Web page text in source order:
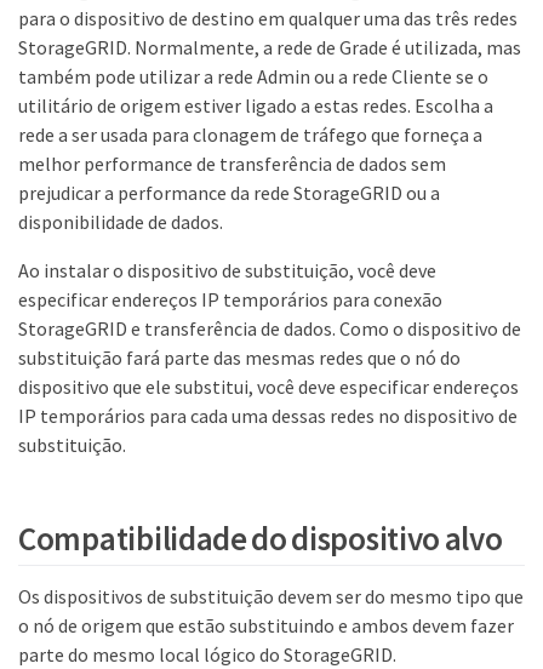
para o dispositivo de destino em qualquer uma das três redes
StorageGRID. Normalmente, a rede de Grade é utilizada, mas
também pode utilizar a rede Admin ou a rede Cliente se o
utilitário de origem estiver ligado a estas redes. Escolha a
rede a ser usada para clonagem de tráfego que forneça a
melhor performance de transferência de dados sem
prejudicar a performance da rede StorageGRID ou a
disponibilidade de dados.
Ao instalar o dispositivo de substituição, você deve
especificar endereços IP temporários para conexão
StorageGRID e transferência de dados. Como o dispositivo de
substituição fará parte das mesmas redes que o nó do
dispositivo que ele substitui, você deve especificar endereços
IP temporários para cada uma dessas redes no dispositivo de
substituição.
Compatibilidade do dispositivo alvo
Os dispositivos de substituição devem ser do mesmo tipo que
o nó de origem que estão substituindo e ambos devem fazer
parte do mesmo local lógico do StorageGRID.